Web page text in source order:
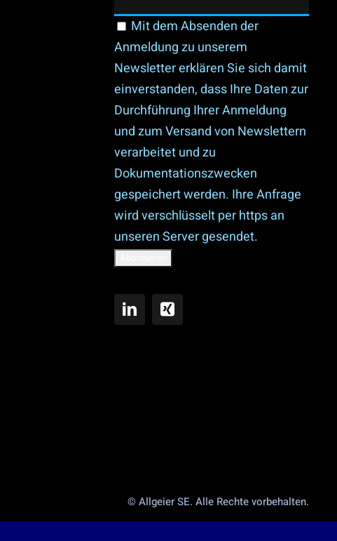
Mit dem Absenden der
Anmeldung zu unserem
Newsletter erklären Sie sich damit
einverstanden, dass Ihre Daten zur
Durchführung Ihrer Anmeldung
und zum Versand von Newslettern
verarbeitet und zu
Dokumentationszwecken
gespeichert werden. Ihre Anfrage
wird verschlüsselt per https an
unseren Server gesendet.
© Allgeier SE. Alle Rechte vorbehalten.